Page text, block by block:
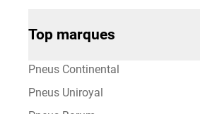
Top marques
Pneus Continental
Pneus Uniroyal